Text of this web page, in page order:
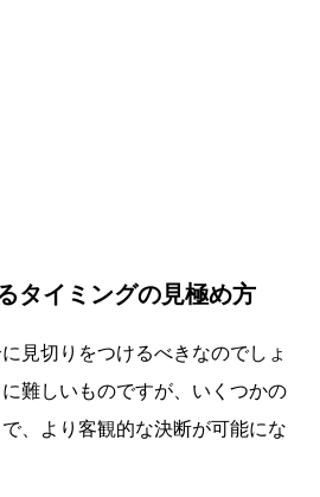
タイミングの見極め方
見切りをつけるべきなのでしょ
難しいものですが、いくつかの
、より客観的な決断が可能にな